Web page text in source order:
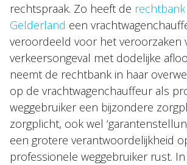
rechtspraak. Zo heeft de rechtbank
Gelderland een
veroordeeld voor het veroorzaken
verkeersongeval met dodelijke
neemt de rechtbank in haar
op de vrachtwagenchauffeur als
weggebruiker een bijzondere
zorgplicht, ook wel
een grotere verantwoordelijkheid
professionele weggebruiker rust.